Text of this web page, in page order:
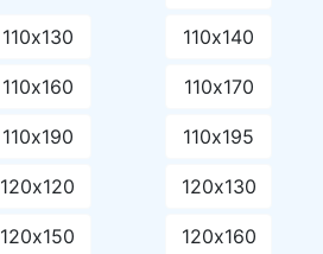
110х130 110х140
110х160 110х170
110х190 110х195
120х120 120х130
120х150 120х160